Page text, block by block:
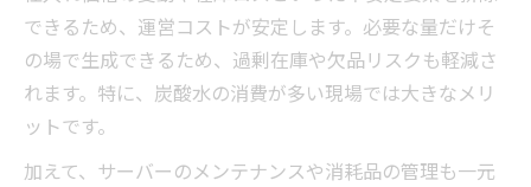
できるため、運営コストが安定します。必要な量だけそ
の場で生成できるため、過剰在庫や欠品リスクも軽減さ
れます。特に、炭酸水の消費が多い現場では大きなメリ
ットです。
加えて、サーバーのメンテナンスや消耗品の管理も一元